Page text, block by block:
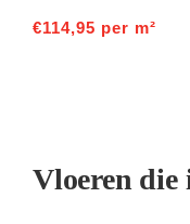
€114,95 per m²
Vloeren die